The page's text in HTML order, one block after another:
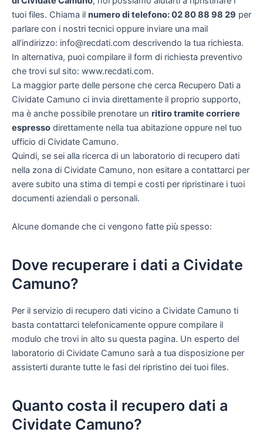
tuoi files. Chiama il numero di telefono: 02 80 88 98 29 per
parlare con i nostri tecnici oppure inviare una mail
all’indirizzo: info@recdati.com descrivendo la tua richiesta.
In alternativa, puoi compilare il form di richiesta preventivo
che trovi sul sito: www.recdati.com.
La maggior parte delle persone che cerca Recupero Dati a
Cividate Camuno ci invia direttamente il proprio supporto,
ma è anche possibile prenotare un ritiro tramite corriere
espresso direttamente nella tua abitazione oppure nel tuo
ufficio di Cividate Camuno.
Quindi, se sei alla ricerca di un laboratorio di recupero dati
nella zona di Cividate Camuno, non esitare a contattarci per
avere subito una stima di tempi e costi per ripristinare i tuoi
documenti aziendali o personali.
Alcune domande che ci vengono fatte più spesso:
Dove recuperare i dati a Cividate
Camuno?
Per il servizio di recupero dati vicino a Cividate Camuno ti
basta contattarci telefonicamente oppure compilare il
modulo che trovi in alto su questa pagina. Un esperto del
laboratorio di Cividate Camuno sarà a tua disposizione per
assisterti durante tutte le fasi del ripristino dei tuoi files.
Quanto costa il recupero dati a
Cividate Camuno?